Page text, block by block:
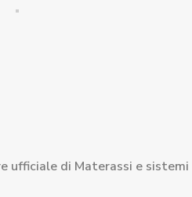
ufficiale di Materassi e sistemi